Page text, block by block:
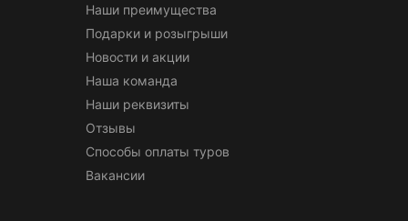
Наши преимущества
Подарки и розыгрыши
Новости и акции
Наша команда
Наши реквизиты
Отзывы
Способы оплаты туров
Вакансии